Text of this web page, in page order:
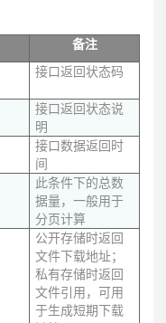
备注
接口返回状态码
接口返回状态说
明
接口数据返回时
间
此条件下的总数
据量，一般用于
分页计算
公开存储时返回
文件下载地址；
私有存储时返回
文件引用，可用
于生成短期下载